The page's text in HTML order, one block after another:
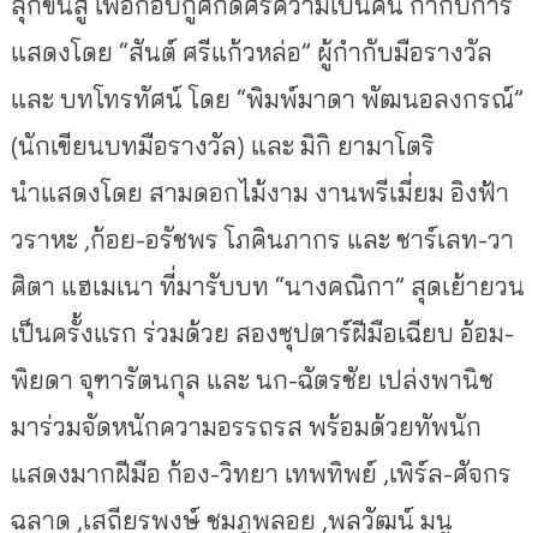
แสดงโดย “สันต์ ศรีแก้วหล่อ” ผู้กำกับมือรางวัล
และ บทโทรทัศน์ โดย “พิมพ์มาดา พัฒนอลงกรณ์”
(นักเขียนบทมือรางวัล) และ มิกิ ยามาโตริ
นำแสดงโดย สามดอกไม้งาม งานพรีเมี่ยม อิงฟ้า
วราหะ ,ก้อย-อรัชพร โภคินภากร และ ชาร์เลท-วา
ศิตา แฮเมเนา ที่มารับบท “นางคณิกา” สุดเย้ายวน
เป็นครั้งแรก ร่วมด้วย สองซุปตาร์ฝีมือเฉียบ อ้อม-
พิยดา จุฑารัตนกุล และ นก-ฉัตรชัย เปล่งพานิช
มาร่วมจัดหนักความอรรถรส พร้อมด้วยทัพนัก
แสดงมากฝีมือ ก้อง-วิทยา เทพทิพย์ ,เพิร์ล-ศัจกร
ฉลาด ,เสถียรพงษ์ ชมภูพลอย ,พลวัฒน์ มนู